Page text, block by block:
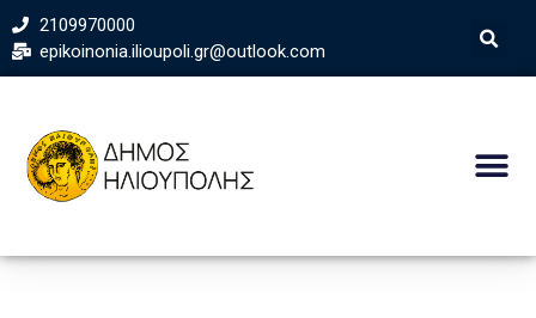
2109970000
epikoinonia.ilioupoli.gr@outlook.com